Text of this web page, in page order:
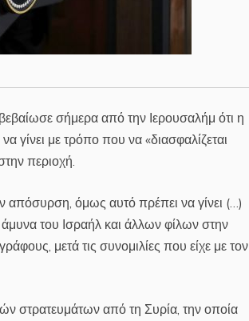
σήμερα από την Ιερουσαλήμ ότι η
με τρόπο που να «διασφαλίζεται
περιοχή.
όμως αυτό πρέπει να γίνει (…)
του Ισραήλ και άλλων φίλων στην
μετά τις συνομιλίες που είχε με τον
στρατευμάτων από τη Συρία, την οποία